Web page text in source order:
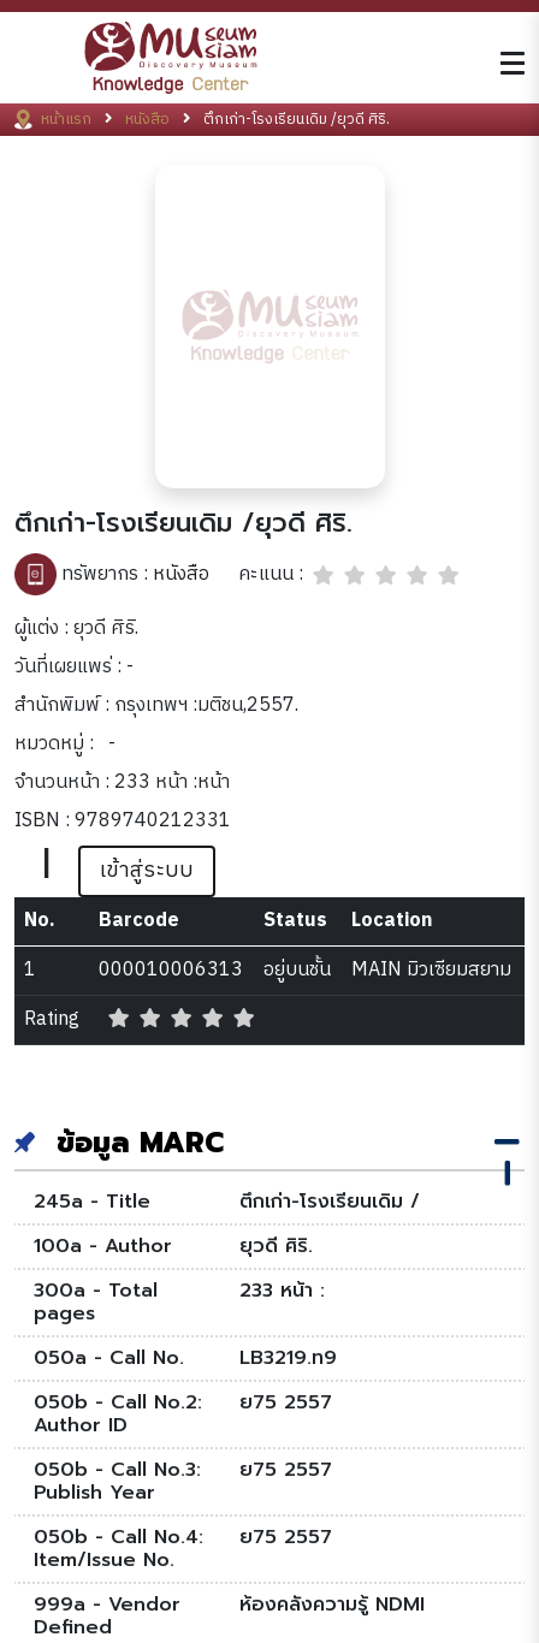
หน้าแรก หนังสือ ตึกเก่า-โรงเรียนเดิม /ยุวดี ศิริ.
ตึกเก่า-โรงเรียนเดิม /ยุวดี ศิริ.
ทรัพยากร : หนังสือ
คะแนน :
ผู้แต่ง : ยุวดี ศิริ.
วันที่เผยแพร่ : -
สำนักพิมพ์ : กรุงเทพฯ :มติชน,2557.
หมวดหมู่ : -
จำนวนหน้า : 233 หน้า :หน้า
ISBN : 9789740212331
| เข้าสู่ระบบ
No. Barcode Status
Location
1
000010006313 อยู่บนชั้น
MAIN มิวเซียมสยาม
Rating
ข้อมูล MARC
245a - Title
ตึกเก่า-โรงเรียนเดิม /
100a - Author
ยุวดี ศิริ.
300a - Total
pages
233 หน้า :
050a - Call No.
LB3219.ท9
050b - Call No.2:
Author ID
ย75 2557
050b - Call No.3:
Publish Year
ย75 2557
050b - Call No.4:
Item/Issue No.
ย75 2557
999a - Vendor
Defined
ห้องคลังความรู้ NDMI